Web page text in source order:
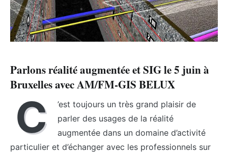
Parlons réalité augmentée et SIG le 5 juin à
Bruxelles avec AM/FM-GIS BELUX
C
’est toujours un très grand plaisir de
parler des usages de la réalité
augmentée dans un domaine d’activité
particulier et d’échanger avec les professionnels sur